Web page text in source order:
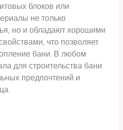
блоков или
не только
но и обладают хорошими
что позволяет
бани. В любом
для строительства бани
предпочтений и